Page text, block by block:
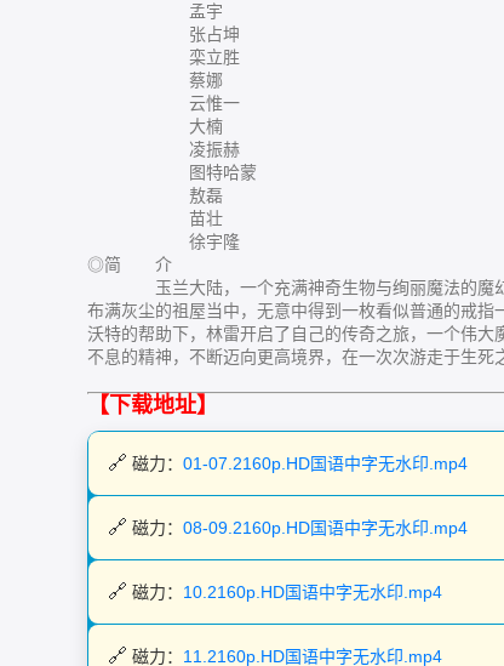
孟宇
张占坤
栾立胜
蔡娜
云惟一
大楠
凌振赫
图特哈蒙
敖磊
苗壮
徐宇隆
◎简 介
玉兰大陆，一个充满神奇生物与绚丽魔法的魔幻
布满灰尘的祖屋当中，无意中得到一枚看似普通的戒
沃特的帮助下，林雷开启了自己的传奇之旅，一个伟
不息的精神，不断迈向更高境界，在一次次游走于生死
【下载地址】
磁力： 01-07.2160p.HD国语中字无水印.mp4
磁力： 08-09.2160p.HD国语中字无水印.mp4
磁力： 10.2160p.HD国语中字无水印.mp4
磁力： 11.2160p.HD国语中字无水印.mp4